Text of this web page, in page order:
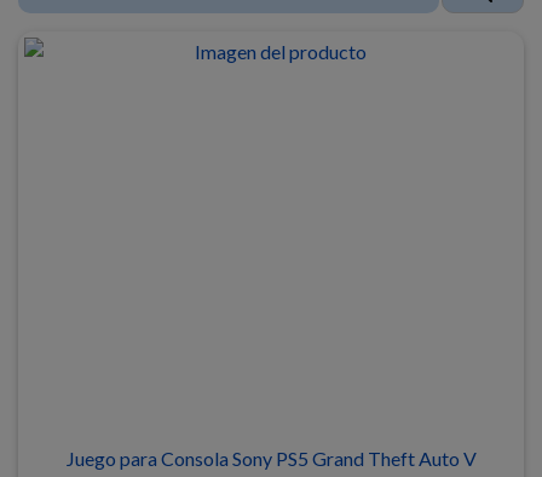
Juego para Consola Sony PS5 Grand Theft Auto V